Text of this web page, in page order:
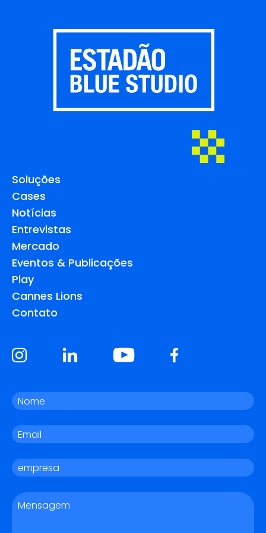
Soluções
Cases
Notícias
Entrevistas
Mercado
Eventos & Publicações
Play
Cannes Lions
Contato